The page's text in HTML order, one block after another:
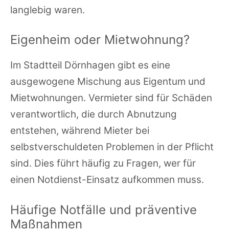
langlebig waren.
Eigenheim oder Mietwohnung?
Im Stadtteil Dörnhagen gibt es eine
ausgewogene Mischung aus Eigentum und
Mietwohnungen. Vermieter sind für Schäden
verantwortlich, die durch Abnutzung
entstehen, während Mieter bei
selbstverschuldeten Problemen in der Pflicht
sind. Dies führt häufig zu Fragen, wer für
einen Notdienst-Einsatz aufkommen muss.
Häufige Notfälle und präventive
Maßnahmen